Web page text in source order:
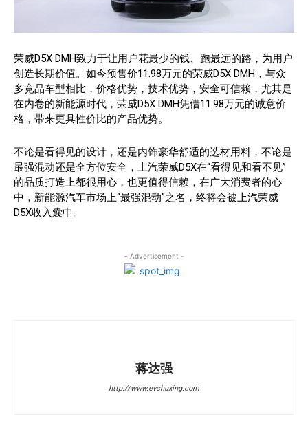
荣威D5X DMH致力于让用户花最少的钱、跑最远的路，为用户
创造长期价值。如今预售价11.98万元的荣威D5X DMH，与众
多竞品车型相比，价格优势，技术优势，安全可信赖，尤其是
在内卷的新能源时代，荣威D5X DMH凭借11.98万元的诚意价
格，带来更具性价比的产品优势。
不论是看得见的设计，还是内饰豪华舒适的选材用料，不论是
最强混动还是全方位安全，上汽荣威D5X在“看得见和看不见”
的品质打造上都很用心，也更值得信赖，在广大消费者的心
中，新能源汽车市场上“最强混动”之名，终将会被上汽荣威
D5X收入囊中。
- Advertisement -
蒋达强
http://www.evchuxing.com